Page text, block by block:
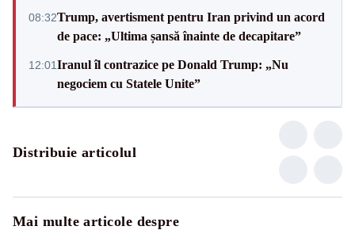
08:32Trump, avertisment pentru Iran privind un acord
de pace: „Ultima șansă înainte de decapitare”
12:01Iranul îl contrazice pe Donald Trump: „Nu
negociem cu Statele Unite”
Distribuie articolul
Mai multe articole despre